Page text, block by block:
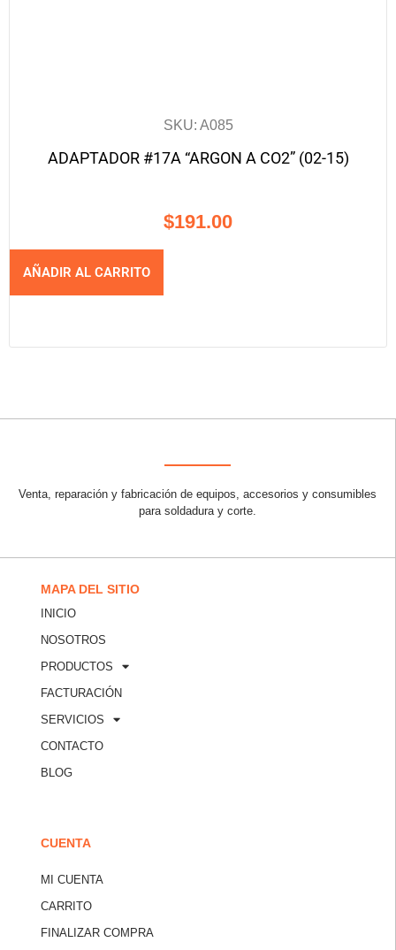
SKU: A085
ADAPTADOR #17A “ARGON A CO2” (02-15)
$191.00
AÑADIR AL CARRITO
Venta, reparación y fabricación de equipos, accesorios y consumibles
para soldadura y corte.
MAPA DEL SITIO
INICIO
NOSOTROS
PRODUCTOS
FACTURACIÓN
SERVICIOS
CONTACTO
BLOG
CUENTA
MI CUENTA
CARRITO
FINALIZAR COMPRA